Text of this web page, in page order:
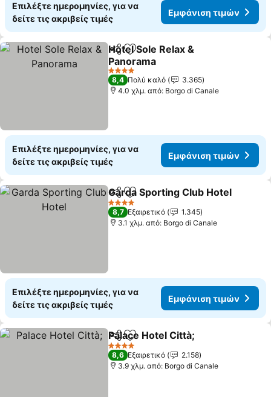
Επιλέξτε ημερομηνίες, για να
δείτε τις ακριβείς τιμές
Εμφάνιση τιμών
Κοινοποίηση
Προσθήκη στα αγαπημένα
Hotel Sole Relax &
Panorama
Εμφάνιση τιμών
4 Αστέρια
8,4 Πολύ καλό
3.365
4.0 χλμ. από: Borgo di Canale
Επιλέξτε ημερομηνίες, για να
δείτε τις ακριβείς τιμές
Εμφάνιση τιμών
Κοινοποίηση
Προσθήκη στα αγαπημένα
Garda Sporting Club Hotel
4 Αστέρια
8,7 Εξαιρετικό
1.345
3.1 χλμ. από: Borgo di Canale
Επιλέξτε ημερομηνίες, για να
δείτε τις ακριβείς τιμές
Εμφάνιση τιμών
Κοινοποίηση
Προσθήκη στα αγαπημένα
Palace Hotel Città;
4 Αστέρια
8,6 Εξαιρετικό
2.158
3.9 χλμ. από: Borgo di Canale